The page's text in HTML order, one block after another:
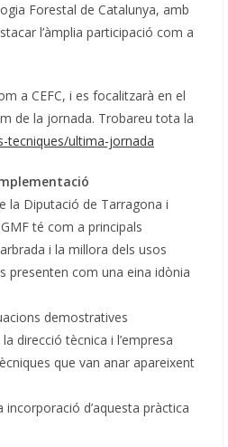
Forestal de Catalunya, amb
l’àmplia participació com a
a CEFC, i es focalitzarà en el
de la jornada. Trobareu tota la
tecniques/ultima-jornada
la Diputació de Tarragona i
té com a principals
i la millora dels usos
presenten com una eina idònia
demostratives
direcció tècnica i l’empresa
que van anar apareixent
d’aquesta pràctica